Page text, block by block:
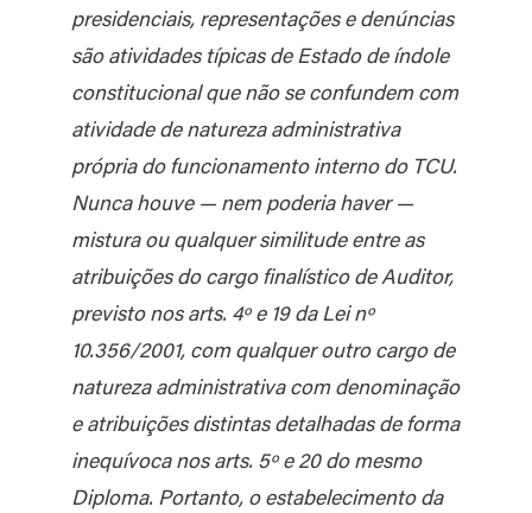
presidenciais, representações e denúncias
são atividades típicas de Estado de índole
constitucional que não se confundem com
atividade de natureza administrativa
própria do funcionamento interno do TCU.
Nunca houve — nem poderia haver —
mistura ou qualquer similitude entre as
atribuições do cargo finalístico de Auditor,
previsto nos arts. 4º e 19 da Lei nº
10.356/2001, com qualquer outro cargo de
natureza administrativa com denominação
e atribuições distintas detalhadas de forma
inequívoca nos arts. 5º e 20 do mesmo
Diploma. Portanto, o estabelecimento da